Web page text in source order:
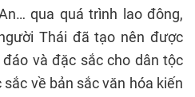
qua quá trình lao đông,
Thái đã tạo nên được
và đặc sắc cho dân tộc
về bản sắc văn hóa kiến